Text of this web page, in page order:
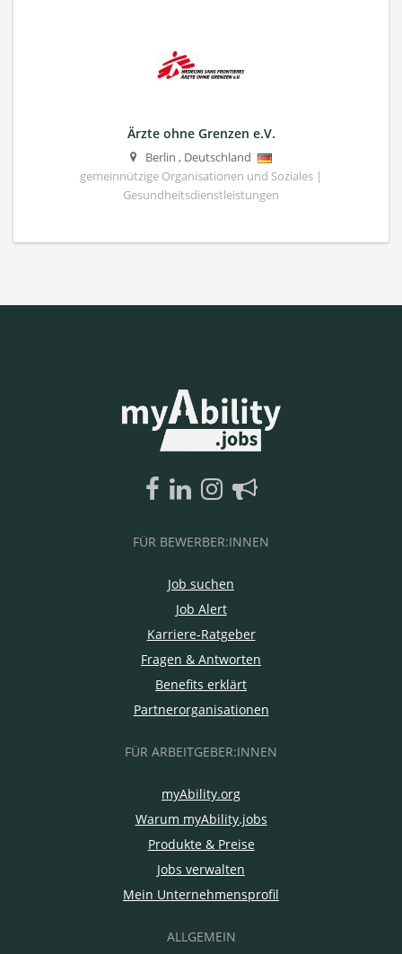
Ärzte ohne Grenzen e.V.
Berlin , Deutschland
gemeinnützige Organisationen und Soziales |
Gesundheitsdienstleistungen
FÜR BEWERBER:INNEN
Job suchen
Job Alert
Karriere-Ratgeber
Fragen & Antworten
Benefits erklärt
Partnerorganisationen
FÜR ARBEITGEBER:INNEN
myAbility.org
Warum myAbility.jobs
Produkte & Preise
Jobs verwalten
Mein Unternehmensprofil
ALLGEMEIN